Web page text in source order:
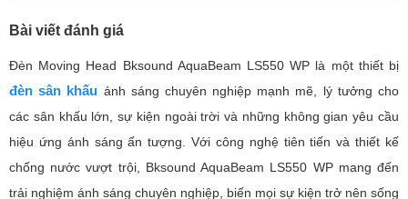
Bài viết đánh giá
Đèn Moving Head Bksound AquaBeam LS550 WP là một thiết bị
đèn sân khấu ánh sáng chuyên nghiệp mạnh mẽ, lý tưởng cho
các sân khấu lớn, sự kiện ngoài trời và những không gian yêu cầu
hiệu ứng ánh sáng ấn tượng. Với công nghệ tiên tiến và thiết kế
chống nước vượt trội, Bksound AquaBeam LS550 WP mang đến
trải nghiệm ánh sáng chuyên nghiệp, biến mọi sự kiện trở nên sống